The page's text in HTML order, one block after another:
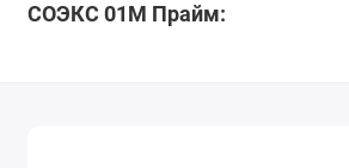
СОЭКС 01М Прайм: